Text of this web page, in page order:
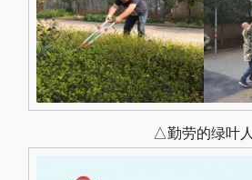
△勤劳的绿叶人